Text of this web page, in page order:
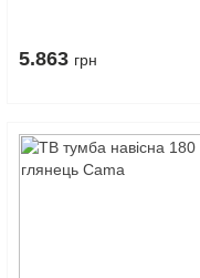
5.863 грн